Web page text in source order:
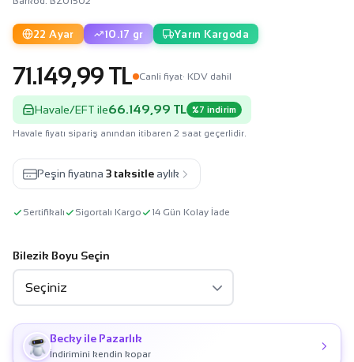
22 Ayar 10.17 gr Yarın Kargoda
71.149,99 TL Canli fiyat· KDV dahil
Havale/EFT ile66.149,99 TL %7 indirim
Havale fiyatı sipariş anından itibaren 2 saat geçerlidir.
Peşin fiyatına 3 taksitle aylık
Sertifikalı Sigortalı Kargo 14 Gün Kolay İade
Bilezik Boyu Seçin
Becky ile Pazarlık
İndirimini kendin kopar